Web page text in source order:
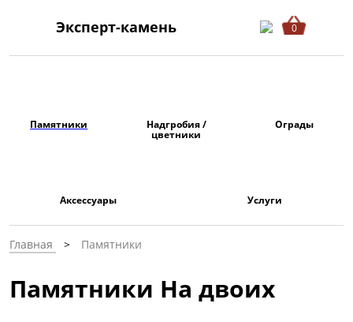
Эксперт-камень 0
Памятники Надгробия /
цветники
Ограды
Аксессуары Услуги
Главная Памятники
Памятники На двоих